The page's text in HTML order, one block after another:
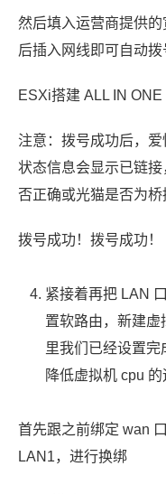
然后填入运营商提供
后插入网线即可自动拨
ESXi搭建 ALL IN
注意：拨号成功后，
状态信息会显示已链
否正确或光猫是否为桥
拨号成功！拨号成功！
紧接着再把 LAN
置软路由，新建
里我们已经设置完
降低虚拟机 cpu 的
首先跟之前绑定 wan
LAN1，进行换绑